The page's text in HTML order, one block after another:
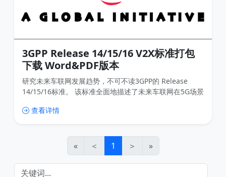
3GPP Release 14/15/16 V2X标准打包
下载 Word&PDF版本
研究未来车联网发展趋势，不可不读3GPP的 Release
14/15/16标准。 该标准全面地描述了未来车联网在5G场景
其是Release 15中甚至加入了汽车共享驾驶、全民滴滴的
的朋友认真阅读以下该标准。 打赏费用仅用于网站运营和
搜集资源，希望大家多多支持
查看详情
« ＜ 1 ＞ »